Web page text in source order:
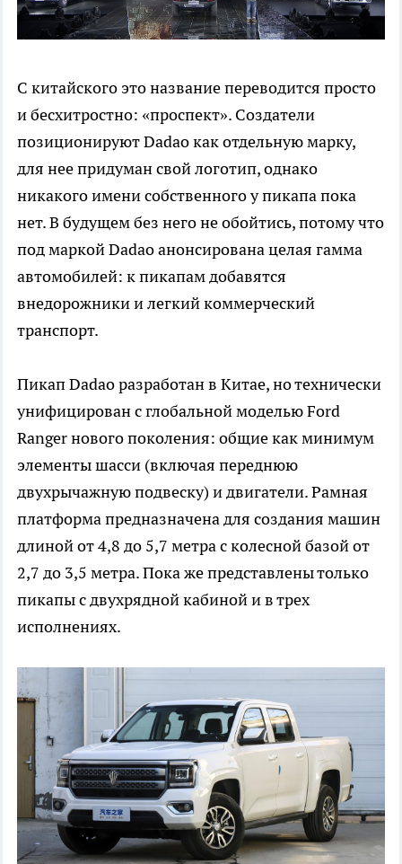
С китайского это название переводится просто
и бесхитростно: «проспект». Создатели
позиционируют Dadao как отдельную марку,
для нее придуман свой логотип, однако
никакого имени собственного у пикапа пока
нет. В будущем без него не обойтись, потому что
под маркой Dadao анонсирована целая гамма
автомобилей: к пикапам добавятся
внедорожники и легкий коммерческий
транспорт.
Пикап Dadao разработан в Китае, но технически
унифицирован с глобальной моделью Ford
Ranger нового поколения: общие как минимум
элементы шасси (включая переднюю
двухрычажную подвеску) и двигатели. Рамная
платформа предназначена для создания машин
длиной от 4,8 до 5,7 метра с колесной базой от
2,7 до 3,5 метра. Пока же представлены только
пикапы с двухрядной кабиной и в трех
исполнениях.